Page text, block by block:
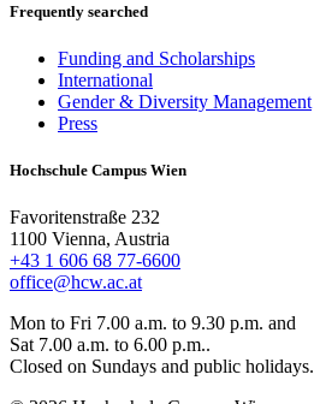
Frequently searched
Funding and Scholarships
International
Gender & Diversity Management
Press
Hochschule Campus Wien
Favoritenstraße 232
1100 Vienna, Austria
+43 1 606 68 77-6600
office@hcw.ac.at
Mon to Fri 7.00 a.m. to 9.30 p.m. and
Sat 7.00 a.m. to 6.00 p.m..
Closed on Sundays and public holidays.